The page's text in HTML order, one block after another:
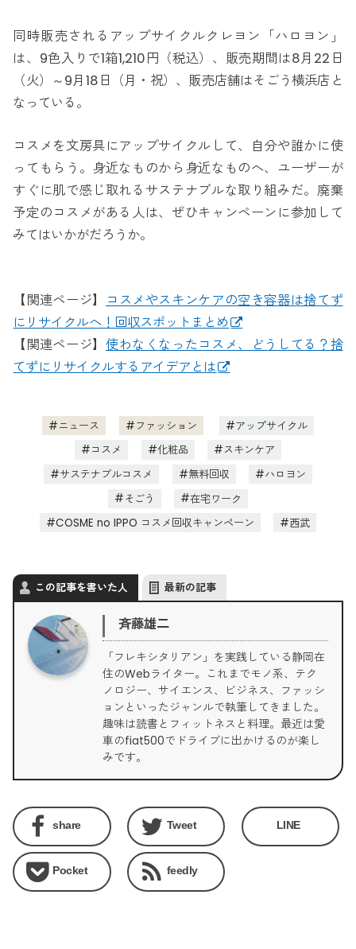
同時販売されるアップサイクルクレヨン「ハロヨン」
は、9色入りで1箱1,210円（税込）、販売期間は8月22日
（火）～9月18日（月・祝）、販売店舗はそごう横浜店と
なっている。
コスメを文房具にアップサイクルして、自分や誰かに使
ってもらう。身近なものから身近なものへ、ユーザーが
すぐに肌で感じ取れるサステナブルな取り組みだ。廃棄
予定のコスメがある人は、ぜひキャンペーンに参加して
みてはいかがだろうか。
【関連ページ】
コスメやスキンケアの空き容器は捨てず
にリサイクルへ！回収スポットまとめ
【関連ページ】 使わなくなったコスメ、どうしてる？捨
てずにリサイクルするアイデアとは
ニュース ファッション
アップサイクル
コスメ
化粧品
スキンケア
サステナブルコスメ
無料回収
ハロヨン
そごう
在宅ワーク
COSME no IPPO コスメ回収キャンペーン
西武
この記事を書いた人 最新の記事
斉藤雄二
「フレキシタリアン」を実践している静岡在
住のWebライター。これまでモノ系、テク
ノロジー、サイエンス、ビジネス、ファッシ
ョンといったジャンルで執筆してきました。
趣味は読書とフィットネスと料理。最近は愛
車のfiat500でドライブに出かけるのが楽し
みです。
share Tweet LINE
Pocket feedly